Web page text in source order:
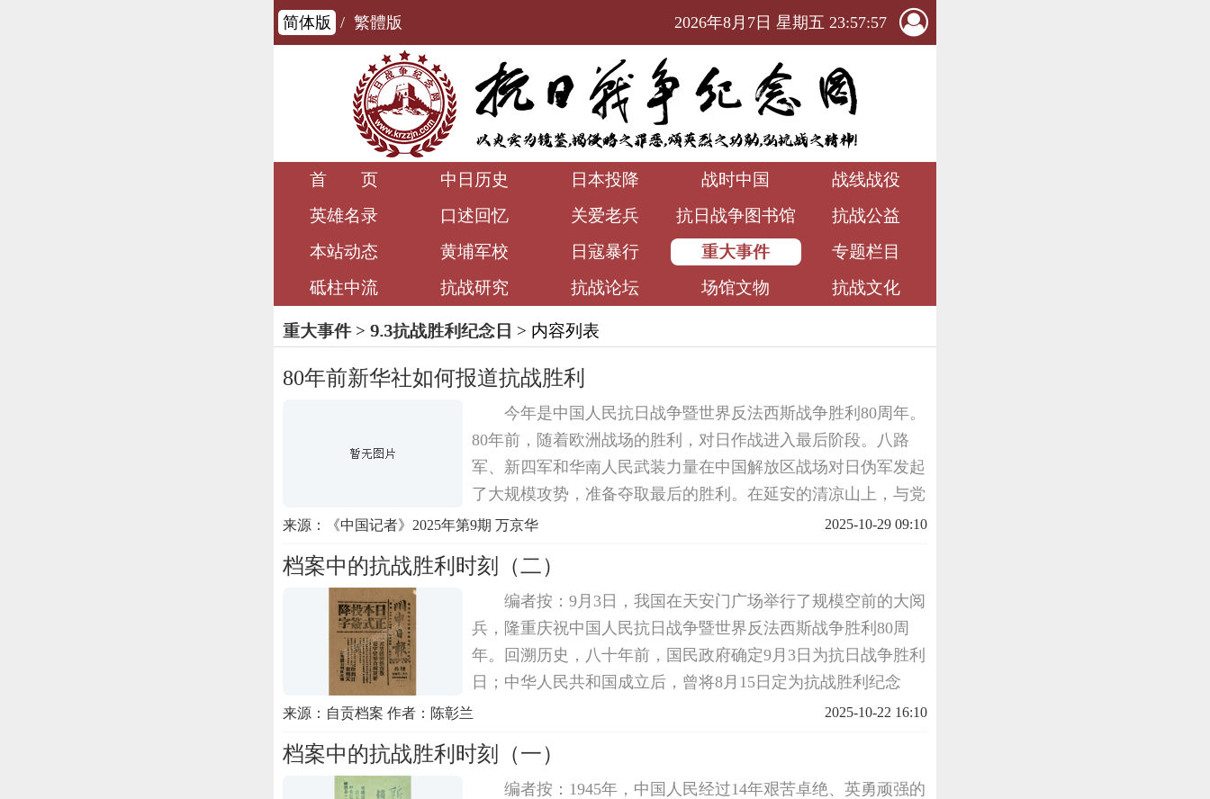
简体版 / 繁體版 2026年8月7日 星期五 23:57:59
首 页 中日历史 日本投降 战时中国
战线战役
英雄名录
口述回忆 关爱老兵 抗日战争图书馆
抗战公益
本站动态
黄埔军校 日寇暴行 重大事件
专题栏目
砥柱中流
抗战研究 抗战论坛 场馆文物 抗战文化
重大事件> 9.3抗战胜利纪念日 > 内容列表
80年前新华社如何报道抗战胜利
今年是中国人民抗日战争暨世界反法西斯战争胜利80周年。
80年前，随着欧洲战场的胜利，对日作战进入最后阶段。八路
军、新四军和华南人民武装力量在中国解放区战场对日伪军发起
了大规模攻势，准备夺取最后的胜利。在延安的清凉山上，与党
中央机关报《解放日报》并肩战斗在一起的新华社工作人员也为
来源：《中国记者》2025年第9期 万京华 2025-10-29 09:10
档案中的抗战胜利时刻（二）
编者按：9月3日，我国在天安门广场举行了规模空前的大阅
兵，隆重庆祝中国人民抗日战争暨世界反法西斯战争胜利80周
年。回溯历史，八十年前，国民政府确定9月3日为抗日战争胜利
日；中华人民共和国成立后，曾将8月15日定为抗战胜利纪念
日，1951年8月重新确定9月3日为纪念日并延续至今，成为铭刻
来源：自贡档案 作者：陈彰兰 2025-10-22 16:10
档案中的抗战胜利时刻（一）
编者按：1945年，中国人民经过14年艰苦卓绝、英勇顽强的